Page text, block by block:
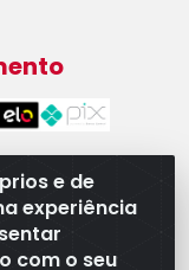
e de
experiência
com o seu
- CNPJ
667 - Parque
74375-660